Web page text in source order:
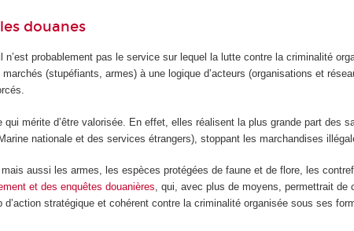
douanes
n’est probablement pas le service sur lequel la lutte contre la criminalité
(stupéfiants, armes) à une logique d’acteurs (organisations et
mérite d’être valorisée. En effet, elles réalisent la plus grande part
nationale et des services étrangers), stoppant les marchandises
aussi les armes, les espèces protégées de faune et de flore, les
et des enquêtes douanières, qui, avec plus de moyens, permettrait
stratégique et cohérent contre la criminalité organisée sous ses